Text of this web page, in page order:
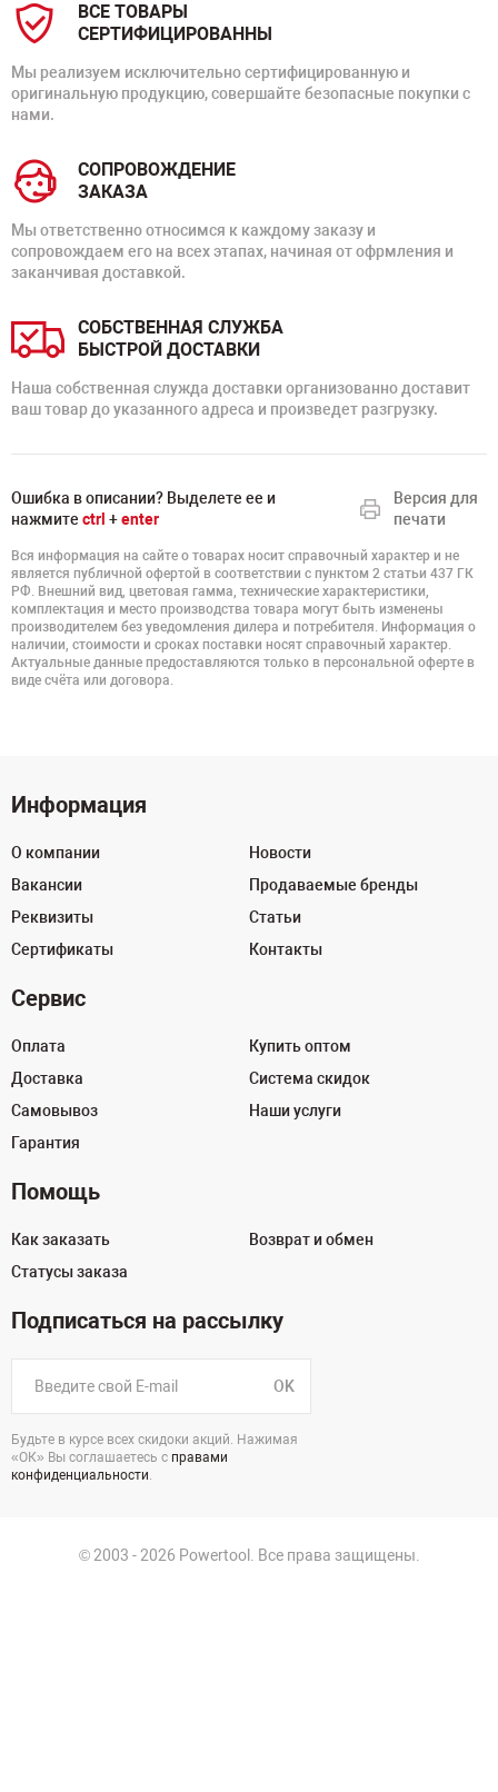
ВСЕ ТОВАРЫ
СЕРТИФИЦИРОВАННЫ
Мы реализуем исключительно сертифицированную и
оригинальную продукцию, совершайте безопасные покупки с
нами.
СОПРОВОЖДЕНИЕ
ЗАКАЗА
Мы ответственно относимся к каждому заказу и
сопровождаем его на всех этапах, начиная от офрмления и
заканчивая доставкой.
СОБСТВЕННАЯ СЛУЖБА
БЫСТРОЙ ДОСТАВКИ
Наша собственная служда доставки организованно доставит
ваш товар до указанного адреса и произведет разгрузку.
Ошибка в описании? Выделете ее и
нажмите ctrl +enter
Версия для
печати
Вся информация на сайте о товарах носит справочный характер и не
является публичной офертой в соответствии с пунктом 2 статьи 437 ГК
РФ. Внешний вид, цветовая гамма, технические характеристики,
комплектация и место производства товара могут быть изменены
производителем без уведомления дилера и потребителя. Информация о
наличии, стоимости и сроках поставки носят справочный характер.
Актуальные данные предоставляются только в персональной оферте в
виде счёта или договора.
Информация
О компании
Вакансии
Реквизиты
Сертификаты
Новости
Продаваемые бренды
Статьи
Контакты
Сервис
Оплата
Доставка
Самовывоз
Гарантия
Купить оптом
Система скидок
Наши услуги
Помощь
Как заказать
Статусы заказа
Возврат и обмен
Подписаться на рассылку
OK
Будьте в курсе всех скидоки акций. Нажимая
«ОК» Вы соглашаетесь с правами
конфиденциальности.
© 2003 - 2026 Powertool. Все права защищены.